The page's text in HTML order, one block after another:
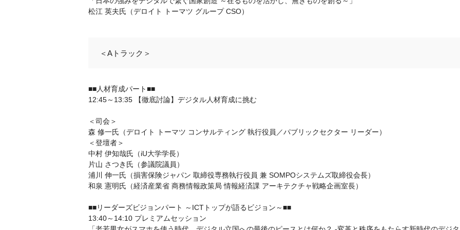
松江 英夫氏（デロイト トーマツ グループ CSO）
＜Aトラック＞
■■人材育成パート■■
12:45～13:35 【徹底討論】デジタル人材育成に挑む
＜司会＞
森 修一氏（デロイト トーマツ コンサルティング 執行役員／パブリックセクター リーダー）
＜登壇者＞
中村 伊知哉氏（iU大学学長）
片山 さつき氏（参議院議員）
浦川 伸一氏（損害保険ジャパン 取締役専務執行役員 兼 SOMPOシステムズ取締役会長）
和泉 憲明氏（経済産業省 商務情報政策局 情報経済課 アーキテクチャ戦略企画室長）
■■リーダーズビジョンパート ～ICTトップが語るビジョン～■■
13:40～14:10 プレミアムセッション